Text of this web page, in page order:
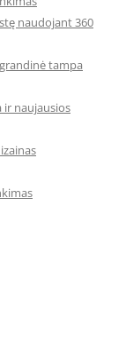
naudojant 360
tampa
ir naujausios